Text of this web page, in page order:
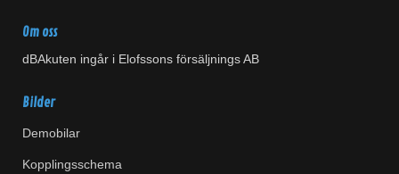
Om oss
dBAkuten ingår i Elofssons försäljnings AB
Bilder
Demobilar
Kopplingsschema